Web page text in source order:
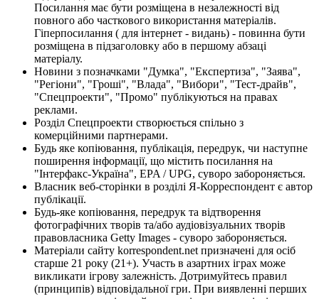
Посилання має бути розміщена в незалежності від
повного або часткового використання матеріалів.
Гіперпосилання ( для інтернет - видань) - повинна бути
розміщена в підзаголовку або в першому абзаці
матеріалу.
Новини з позначками "Думка", "Експертиза", "Заява",
"Регіони", "Гроші", "Влада", "Вибори", "Тест-драйв",
"Спецпроекти", "Промо" публікуються на правах
реклами.
Розділ Спецпроекти створюється спільно з
комерційними партнерами.
Будь яке копіювання, публікація, передрук, чи наступне
поширення інформації, що містить посилання на
"Інтерфакс-Україна", EPA / UPG, суворо забороняється.
Власник веб-сторінки в розділі Я-Корреспондент є автор
публікації.
Будь-яке копіювання, передрук та відтворення
фотографічних творів та/або аудіовізуальних творів
правовласника Getty Images - суворо забороняється.
Матеріали сайту korrespondent.net призначені для осіб
старше 21 року (21+). Участь в азартних іграх може
викликати ігрову залежність. Дотримуйтесь правил
(принципів) відповідальної гри. При виявленні перших